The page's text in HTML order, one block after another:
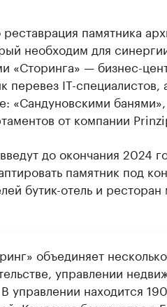
памятника
необходим для
«Сторинга» — бизнес-
перевез IT-специалистов,
«Сандуновскими
от компании
до окончания 2024
памятник под
бутик-отель и ресторан
объединяет
управлении
управлении находится